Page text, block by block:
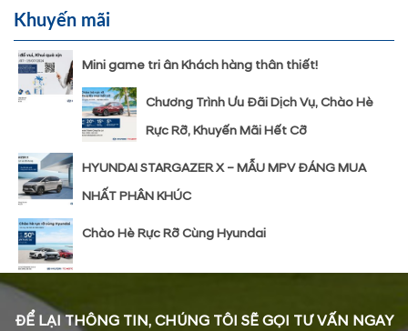
Khuyến mãi
Mini game tri ân Khách hàng thân thiết!
Chương Trình Ưu Đãi Dịch Vụ, Chào Hè
Rực Rỡ, Khuyến Mãi Hết Cỡ
HYUNDAI STARGAZER X – MẪU MPV ĐÁNG MUA
NHẤT PHÂN KHÚC
Chào Hè Rực Rỡ Cùng Hyundai
ĐỂ LẠI THÔNG TIN, CHÚNG TÔI SẼ GỌI TƯ VẤN NGAY